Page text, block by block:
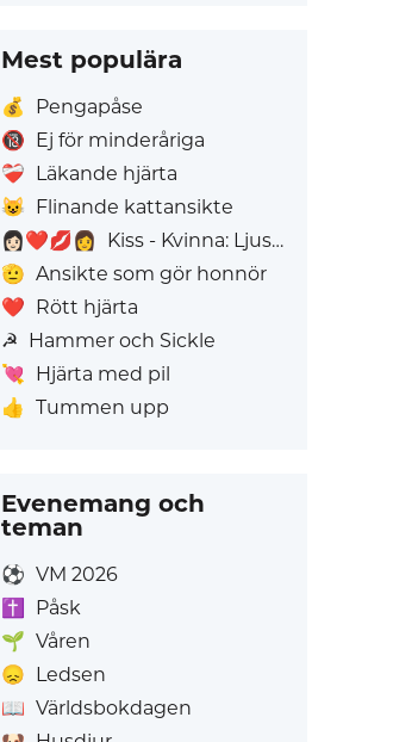
Mest populära
💰
Pengapåse
🔞 Ej för minderåriga
❤️‍🩹 Läkande hjärta
😺 Flinande kattansikte
👩🏻‍❤️‍💋‍👩
Kiss - Kvinna: Ljus hudton, Kvinna: Utan Hudton
🫡 Ansikte som gör honnör
❤️ Rött hjärta
☭ Hammer och Sickle
💘 Hjärta med pil
👍 Tummen upp
Evenemang och
teman
⚽ VM 2026
✝️
Påsk
🌱 Våren
😞 Ledsen
📖 Världsbokdagen